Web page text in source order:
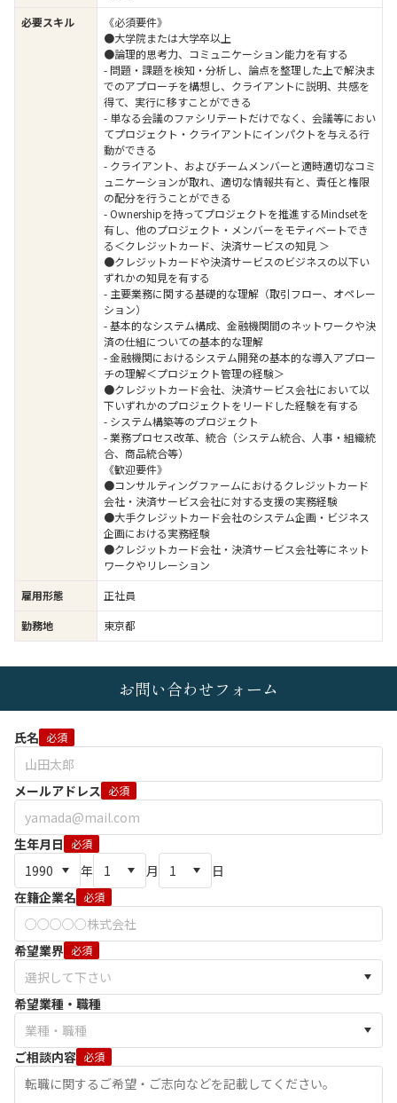
必要スキル
《必須要件》
●大学院または大学卒以上
●論理的思考力、コミュニケーション能力を有する
- 問題・課題を検知・分析し、論点を整理した上で解決ま
でのアプローチを構想し、クライアントに説明、共感を
得て、実行に移すことができる
- 単なる会議のファシリテートだけでなく、会議等におい
てプロジェクト・クライアントにインパクトを与える行
動ができる
- クライアント、およびチームメンバーと適時適切なコミ
ュニケーションが取れ、適切な情報共有と、責任と権限
の配分を行うことができる
- Ownershipを持ってプロジェクトを推進するMindsetを
有し、他のプロジェクト・メンバーをモティベートでき
る＜クレジットカード、決済サービスの知見 ＞
●クレジットカードや決済サービスのビジネスの以下い
ずれかの知見を有する
- 主要業務に関する基礎的な理解（取引フロー、オペレー
ション）
- 基本的なシステム構成、金融機関間のネットワークや決
済の仕組についての基本的な理解
- 金融機関におけるシステム開発の基本的な導入アプロー
チの理解＜プロジェクト管理の経験＞
●クレジットカード会社、決済サービス会社において以
下いずれかのプロジェクトをリードした経験を有する
- システム構築等のプロジェクト
- 業務プロセス改革、統合（システム統合、人事・組織統
合、商品統合等）
《歓迎要件》
●コンサルティングファームにおけるクレジットカード
会社・決済サービス会社に対する支援の実務経験
●大手クレジットカード会社のシステム企画・ビジネス
企画における実務経験
●クレジットカード会社・決済サービス会社等にネット
ワークやリレーション
雇用形態
正社員
勤務地
東京都
お問い合わせフォーム
氏名 必須
メールアドレス 必須
生年月日 必須
年 月
日
在籍企業名 必須
希望業界 必須
希望業種・職種
ご相談内容 必須